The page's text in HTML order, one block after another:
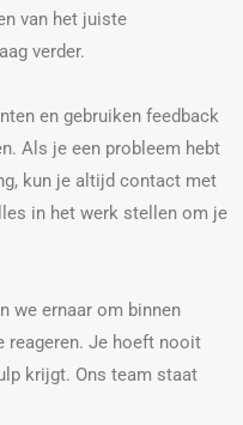
van het juiste
verder.
en gebruiken feedback
Als je een probleem hebt
kun je altijd contact met
in het werk stellen om je
we ernaar om binnen
reageren. Je hoeft nooit
krijgt. Ons team staat